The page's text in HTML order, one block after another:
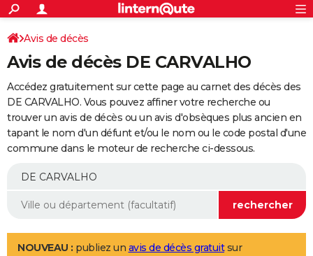
ACTUALITÉS
Politique
Société
Faits Divers
Education
Monde
Villes
+
SPORT
Coupe du monde 2026
Football
Tennis
Cyclisme
Rugby
Forum
Programme TV
TNT
Streaming
Cinéma
Sorties cinéma
Musique
+
FINANCE
Retraite
Epargne
Immobilier
Risques naturels par ville
Assurance
AUTO
Essais
Réserver un essai
Citadines
Berlines
SUV
Forum auto
+
Mobiles
Meilleur smartphone
Internet
Ordinateurs
Jeux vidéo
Guide high-tech
Aménagement intérieur
LIFESTYLE
Avis de décès
Avis de décès DE CARVALHO
Accédez gratuitement sur cette page au carnet des décès des
DE CARVALHO. Vous pouvez affiner votre recherche ou
trouver un avis de décès ou un avis d'obsèques plus ancien en
tapant le nom d'un défunt et/ou le nom ou le code postal d'une
commune dans le moteur de recherche ci-dessous.
NOUVEAU : publiez un avis de décès gratuitsur